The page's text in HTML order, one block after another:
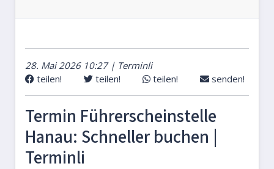
28. Mai 2026 10:27 | Terminli
teilen!
teilen! teilen! senden!
Termin Führerscheinstelle
Hanau: Schneller buchen |
Terminli